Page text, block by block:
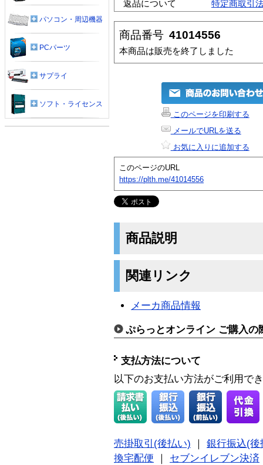
返品について
特定商取引
商品番号 41014556
本商品は販売を終了しました
このページを印刷する
メールでURLを送る
お気に入りに追加する
このページのURL
https://plth.me/41014556
商品説明
関連リンク
メーカ商品情報
ぷらっとオンライン ご購入の
支払方法について
以下のお支払い方法がご利用で
売掛取引(後払い)
銀行振込(後
換宅配便
セブンイレブン決済
パソコン・周辺機器
PCパーツ
サプライ
ソフト・ライセンス